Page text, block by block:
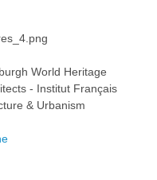
World Heritage
- Institut Français
& Urbanism